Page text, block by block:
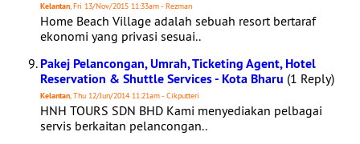
Kelantan, Fri 13/Nov/2015 11:33am - Rezman
Home Beach Village adalah sebuah resort bertaraf
ekonomi yang privasi sesuai..
Pakej Pelancongan, Umrah, Ticketing Agent, Hotel
Reservation & Shuttle Services - Kota Bharu (1 Reply)
Kelantan, Thu 12/Jun/2014 11:21am - Cikputteri
HNH TOURS SDN BHD Kami menyediakan pelbagai
servis berkaitan pelancongan..